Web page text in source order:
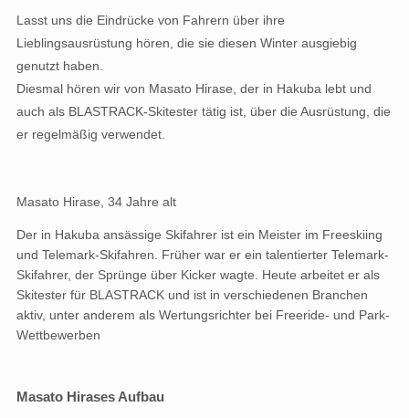
Lasst uns die Eindrücke von Fahrern über ihre
Lieblingsausrüstung hören, die sie diesen Winter ausgiebig
genutzt haben.
Diesmal hören wir von Masato Hirase, der in Hakuba lebt und
auch als BLASTRACK-Skitester tätig ist, über die Ausrüstung, die
er regelmäßig verwendet.
Masato Hirase, 34 Jahre alt
Der in Hakuba ansässige Skifahrer ist ein Meister im Freeskiing
und Telemark-Skifahren. Früher war er ein talentierter Telemark-
Skifahrer, der Sprünge über Kicker wagte. Heute arbeitet er als
Skitester für BLASTRACK und ist in verschiedenen Branchen
aktiv, unter anderem als Wertungsrichter bei Freeride- und Park-
Wettbewerben
Masato Hirases Aufbau